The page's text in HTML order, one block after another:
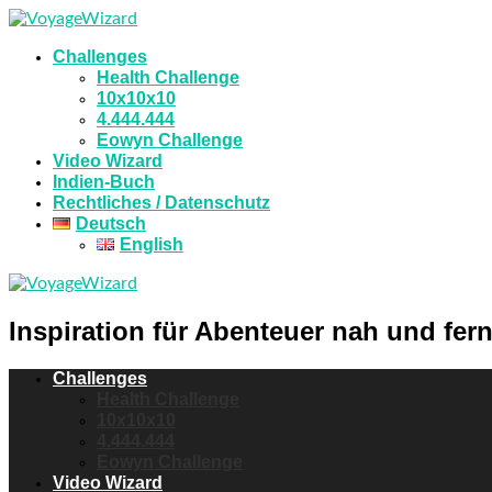
Challenges
Health Challenge
10x10x10
4.444.444
Eowyn Challenge
Video Wizard
Indien-Buch
Rechtliches / Datenschutz
Deutsch
English
Inspiration für Abenteuer nah und
Challenges
Video Wizard